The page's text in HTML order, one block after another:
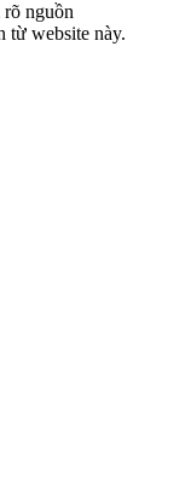
nguồn
từ website này.